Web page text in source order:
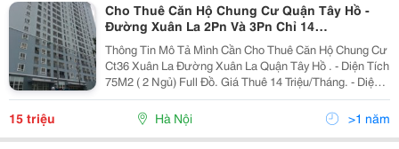
Cho Thuê Căn Hộ Chung Cư Quận Tây Hồ -
Đường Xuân La 2Pn Và 3Pn Chỉ 14
Triệu/Tháng.
Thông Tin Mô Tả Mình Cần Cho Thuê Căn Hộ Chung Cư
Ct36 Xuân La Đường Xuân La Quận Tây Hồ . - Diện Tích
75M2 ( 2 Ngủ) Full Đồ. Giá Thuê 14 Triệu/Tháng. - Diện
Tích 100M2 ( 3 Ngủ) Full Đồ. Giá Thuê 17 Triệu/Tháng.
Nhận Nhà Được Ngay. Lh Tôi Xem...
15 triệu Hà Nội >1 năm